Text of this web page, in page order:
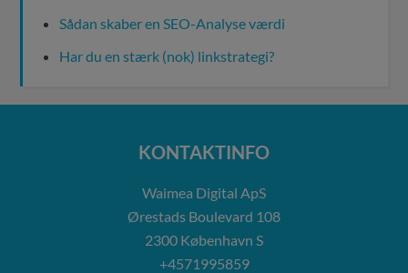
Sådan skaber en SEO-Analyse værdi
Har du en stærk (nok) linkstrategi?
KONTAKTINFO
Waimea Digital ApS
Ørestads Boulevard 108
2300 København S
+4571995859